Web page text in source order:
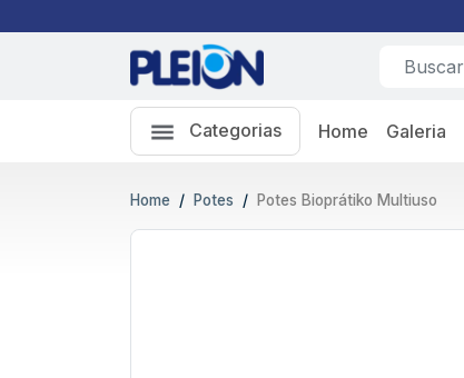
Categorias Home Galeria
Home Potes Potes Bioprátiko Multiuso